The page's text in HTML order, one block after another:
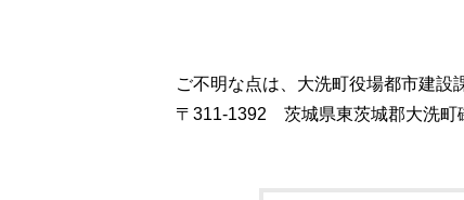
ご不明な点は、大洗町役場都市建設
〒311-1392 茨城県東茨城郡大洗